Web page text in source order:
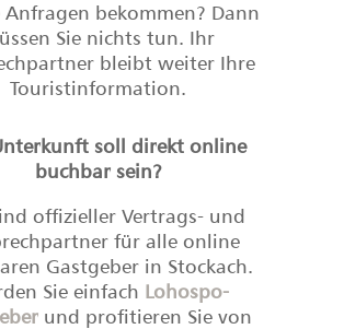
bekommen? Dann
Sie nichts tun. Ihr
bleibt weiter Ihre
Touristinformation.
soll direkt online
buchbar sein?
offizieller Vertrags- und
für alle online
Gastgeber in Stockach.
Sie einfach Lohospo-
und profitieren Sie von